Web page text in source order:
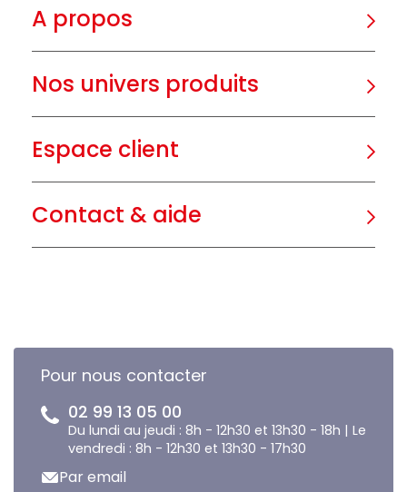
A propos
Nos univers produits
Espace client
Contact & aide
Pour nous contacter
02 99 13 05 00
Du lundi au jeudi : 8h - 12h30 et 13h30 - 18h | Le
vendredi : 8h - 12h30 et 13h30 - 17h30
Par email